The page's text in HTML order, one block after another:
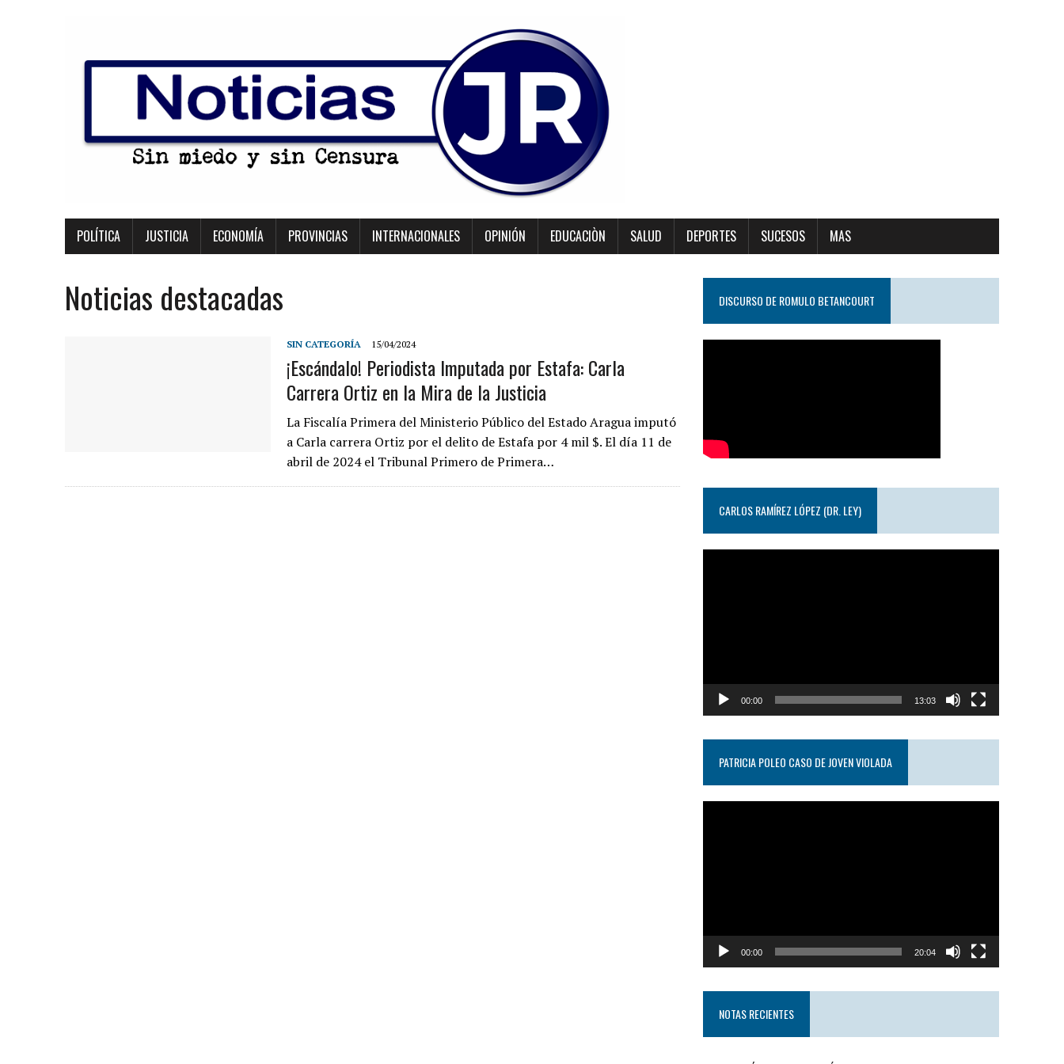
POLÍTICA JUSTICIA ECONOMÍA PROVINCIAS INTERNACIONALES OPINIÓN EDUCACIÒN SALUD DEPORTES SUCESOS MAS
Noticias destacadas
SIN CATEGORÍA 15/04/2024
¡Escándalo! Periodista Imputada por Estafa: Carla
Carrera Ortiz en la Mira de la Justicia
La Fiscalía Primera del Ministerio Público del Estado Aragua imputó
a Carla carrera Ortiz por el delito de Estafa por 4 mil $. El día 11 de
abril de 2024 el Tribunal Primero de Primera…
DISCURSO DE ROMULO BETANCOURT
CARLOS RAMÍREZ LÓPEZ (DR. LEY)
00:00 13:03
PATRICIA POLEO CASO DE JOVEN VIOLADA
00:00 20:04
NOTAS RECIENTES